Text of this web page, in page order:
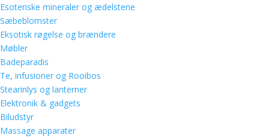
Esoteriske mineraler og ædelstene
Sæbeblomster
Eksotisk røgelse og brændere
Møbler
Badeparadis
Te, infusioner og Rooibos
Stearinlys og lanterner
Elektronik & gadgets
Biludstyr
Massage apparater